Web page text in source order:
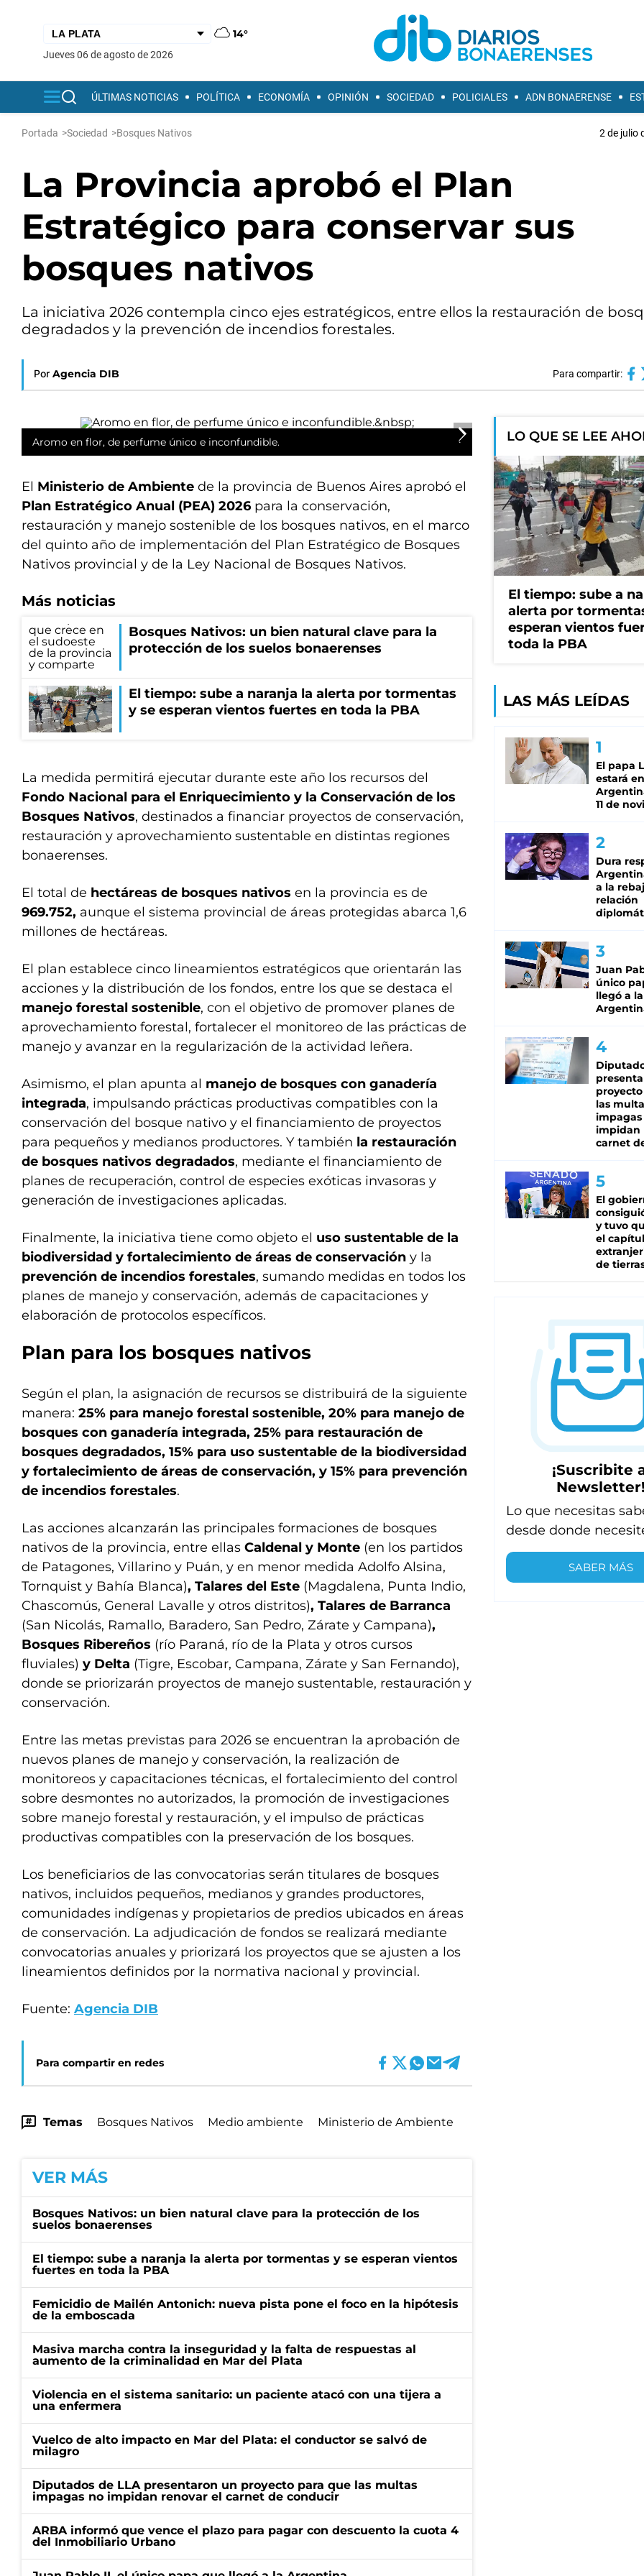
14°
jueves 06 de agosto de 2026
ÚLTIMAS NOTICIAS POLÍTICA ECONOMÍA OPINIÓN SOCIEDAD POLICIALES ADN BONAERENSE
Portada >Sociedad >Bosques Nativos 2 de julio
La Provincia aprobó el Plan
Estratégico para conservar sus
bosques nativos
La iniciativa 2026 contempla cinco ejes estratégicos, entre ellos la restauración de
degradados y la prevención de incendios forestales.
Por Agencia DIB Para compartir:
Aromo en flor, de perfume único e inconfundible.
El Ministerio de Ambiente de la provincia de Buenos Aires aprobó el
Plan Estratégico Anual (PEA) 2026 para la conservación,
restauración y manejo sostenible de los bosques nativos, en el marco
del quinto año de implementación del Plan Estratégico de Bosques
Nativos provincial y de la Ley Nacional de Bosques Nativos.
Más noticias
Bosques Nativos: un bien natural clave para la
protección de los suelos bonaerenses
El tiempo: sube a naranja la alerta por tormentas
y se esperan vientos fuertes en toda la PBA
La medida permitirá ejecutar durante este año los recursos del
Fondo Nacional para el Enriquecimiento y la Conservación de los
Bosques Nativos, destinados a financiar proyectos de conservación,
restauración y aprovechamiento sustentable en distintas regiones
bonaerenses.
El total de hectáreas de bosques nativos en la provincia es de
969.752, aunque el sistema provincial de áreas protegidas abarca 1,6
millones de hectáreas.
El plan establece cinco lineamientos estratégicos que orientarán las
acciones y la distribución de los fondos, entre los que se destaca el
manejo forestal sostenible, con el objetivo de promover planes de
aprovechamiento forestal, fortalecer el monitoreo de las prácticas de
manejo y avanzar en la regularización de la actividad leñera.
Asimismo, el plan apunta al manejo de bosques con ganadería
integrada, impulsando prácticas productivas compatibles con la
conservación del bosque nativo y el financiamiento de proyectos
para pequeños y medianos productores. Y también la restauración
de bosques nativos degradados, mediante el financiamiento de
planes de recuperación, control de especies exóticas invasoras y
generación de investigaciones aplicadas.
Finalmente, la iniciativa tiene como objeto el uso sustentable de la
biodiversidad y fortalecimiento de áreas de conservación y la
prevención de incendios forestales, sumando medidas en todos los
planes de manejo y conservación, además de capacitaciones y
elaboración de protocolos específicos.
Plan para los bosques nativos
Según el plan, la asignación de recursos se distribuirá de la siguiente
manera: 25% para manejo forestal sostenible, 20% para manejo de
bosques con ganadería integrada, 25% para restauración de
bosques degradados, 15% para uso sustentable de la biodiversidad
y fortalecimiento de áreas de conservación, y 15% para prevención
de incendios forestales.
Las acciones alcanzarán las principales formaciones de bosques
nativos de la provincia, entre ellas Caldenal y Monte (en los partidos
de Patagones, Villarino y Puán, y en menor medida Adolfo Alsina,
Tornquist y Bahía Blanca), Talares del Este (Magdalena, Punta Indio,
Chascomús, General Lavalle y otros distritos), Talares de Barranca
(San Nicolás, Ramallo, Baradero, San Pedro, Zárate y Campana),
Bosques Ribereños (río Paraná, río de la Plata y otros cursos
fluviales) y Delta (Tigre, Escobar, Campana, Zárate y San Fernando),
donde se priorizarán proyectos de manejo sustentable, restauración y
conservación.
Entre las metas previstas para 2026 se encuentran la aprobación de
nuevos planes de manejo y conservación, la realización de
monitoreos y capacitaciones técnicas, el fortalecimiento del control
sobre desmontes no autorizados, la promoción de investigaciones
sobre manejo forestal y restauración, y el impulso de prácticas
productivas compatibles con la preservación de los bosques.
Los beneficiarios de las convocatorias serán titulares de bosques
nativos, incluidos pequeños, medianos y grandes productores,
comunidades indígenas y propietarios de predios ubicados en áreas
de conservación. La adjudicación de fondos se realizará mediante
convocatorias anuales y priorizará los proyectos que se ajusten a los
lineamientos definidos por la normativa nacional y provincial.
Fuente: Agencia DIB
Para compartir en redes
Temas Bosques Nativos Medio ambiente Ministerio de Ambiente
VER MÁS
Bosques Nativos: un bien natural clave para la protección de los
suelos bonaerenses
El tiempo: sube a naranja la alerta por tormentas y se esperan vientos
fuertes en toda la PBA
Femicidio de Mailén Antonich: nueva pista pone el foco en la hipótesis
de la emboscada
Masiva marcha contra la inseguridad y la falta de respuestas al
aumento de la criminalidad en Mar del Plata
Violencia en el sistema sanitario: un paciente atacó con una tijera a
una enfermera
Vuelco de alto impacto en Mar del Plata: el conductor se salvó de
milagro
Diputados de LLA presentaron un proyecto para que las multas
impagas no impidan renovar el carnet de conducir
ARBA informó que vence el plazo para pagar con descuento la cuota 4
del Inmobiliario Urbano
LO QUE SE LEE
El tiempo: sube a
alerta por
esperan vientos
toda la PBA
LAS MÁS LEÍDAS
El papa
estará
11 de
Dura
a la
relación
Juan
único
llegó a la
las
impagas
impidan
carnet
El
y tuvo
el
de
¡Suscribite
Newsletter!
Lo que necesitas
desde donde
SABER MÁS